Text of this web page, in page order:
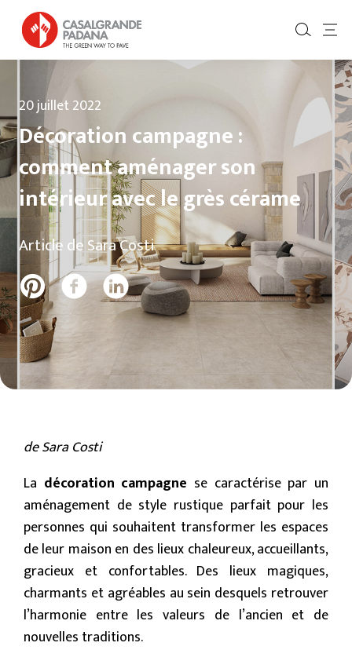
20 juillet 2022
Décoration campagne :
comment aménager son
intérieur avec le grès cérame
Article de Sara Costi
de Sara Costi
La décoration campagne se caractérise par un
aménagement de style rustique parfait pour les
personnes qui souhaitent transformer les espaces
de leur maison en des lieux chaleureux, accueillants,
gracieux et confortables. Des lieux magiques,
charmants et agréables au sein desquels retrouver
l’harmonie entre les valeurs de l’ancien et de
nouvelles traditions.